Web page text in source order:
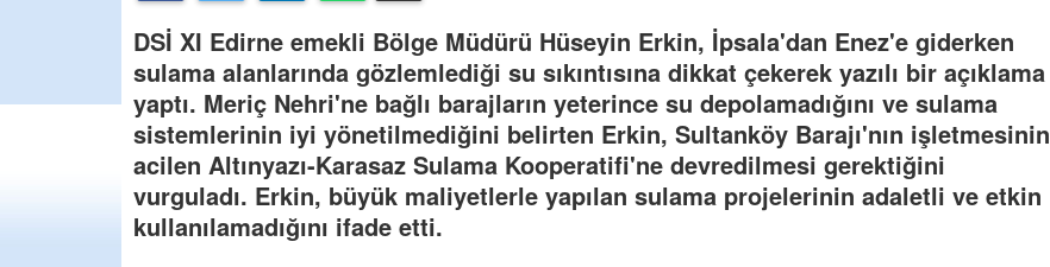
DSİ XI Edirne emekli Bölge Müdürü Hüseyin Erkin, İpsala'dan Enez'e giderken
sulama alanlarında gözlemlediği su sıkıntısına dikkat çekerek yazılı bir açıklama
yaptı. Meriç Nehri'ne bağlı barajların yeterince su depolamadığını ve sulama
sistemlerinin iyi yönetilmediğini belirten Erkin, Sultanköy Barajı'nın işletmesinin
acilen Altınyazı-Karasaz Sulama Kooperatifi'ne devredilmesi gerektiğini
vurguladı. Erkin, büyük maliyetlerle yapılan sulama projelerinin adaletli ve etkin
kullanılamadığını ifade etti.